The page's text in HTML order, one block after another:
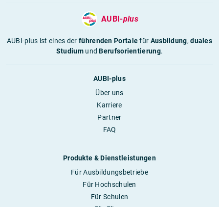
AUBI-plus
AUBI-plus ist eines derführenden Portalefür Ausbildung,duales
StudiumundBerufsorientierung.
AUBI-plus
Über uns
Karriere
Partner
FAQ
Produkte & Dienstleistungen
Für Ausbildungsbetriebe
Für Hochschulen
Für Schulen